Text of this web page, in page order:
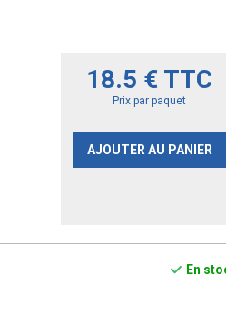
18.5 € TTC
Prix par paquet
AJOUTER AU PANIER
En